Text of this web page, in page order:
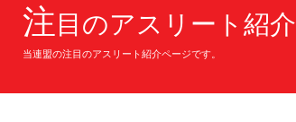
注目のアスリート紹介
当連盟の注目のアスリート紹介ページです。